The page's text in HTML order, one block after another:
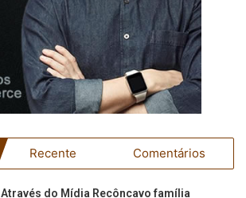
Recente Comentários
Através do Mídia Recôncavo família